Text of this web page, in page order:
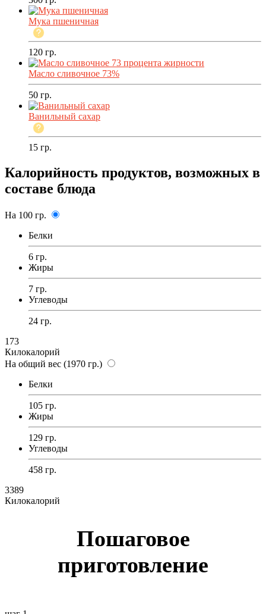
Мука пшеничная
120 гр.
Масло сливочное 73%
50 гр.
Ванильный сахар
15 гр.
Калорийность продуктов, возможных в
составе блюда
На 100 гр.
Белки
6 гр.
Жиры
7 гр.
Углеводы
24 гр.
173
Килокалорий
На общий вес (1970 гр.)
Белки
105 гр.
Жиры
129 гр.
Углеводы
458 гр.
3389
Килокалорий
Пошаговое
приготовление